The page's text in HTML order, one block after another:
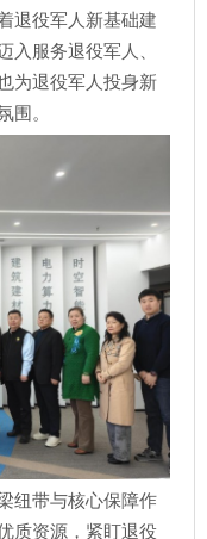
退役军人新基础建
入服务退役军人、
为退役军人投身新
围。
纽带与核心保障作
质资源，紧盯退役